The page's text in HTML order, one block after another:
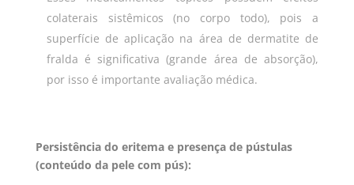
colaterais sistêmicos (no corpo todo), pois a
superfície de aplicação na área de dermatite de
fralda é significativa (grande área de absorção),
por isso é importante avaliação médica.
Persistência do eritema e presença de pústulas
(conteúdo da pele com pús):